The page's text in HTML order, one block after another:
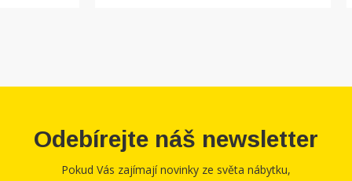
Odebírejte náš newsletter
Pokud Vás zajímají novinky ze světa nábytku,